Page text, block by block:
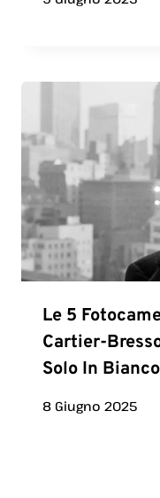
Le 5
Cartier-
Solo In
8 Giugno 2025